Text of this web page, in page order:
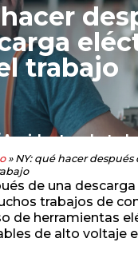
trabajo
Accidentes de
» NY: qué hacer
de una
trabajos de
de herramientas
de alto voltaje